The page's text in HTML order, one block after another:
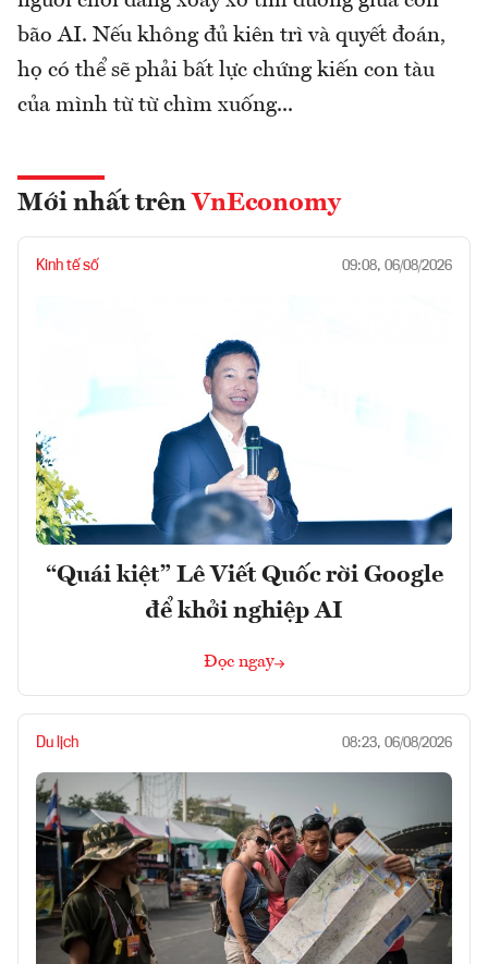
bão AI. Nếu không đủ kiên trì và quyết đoán,
họ có thể sẽ phải bất lực chứng kiến con tàu
của mình từ từ chìm xuống...
Mới nhất trên VnEconomy
Kinh tế số 09:08, 06/08/2026
“Quái kiệt” Lê Viết Quốc rời Google
để khởi nghiệp AI
Đọc ngay
Du lịch 08:23, 06/08/2026